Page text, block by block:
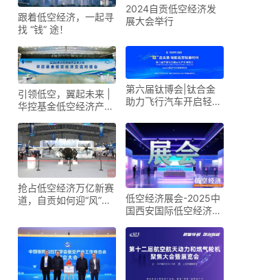
跟着低空经济，一起寻
找 “钱” 途！
2024自贡低空经济发
展大会举行
引领低空，翼起未来 |
华控基金低空经济产业
第六届钛博会|钛合金
助力飞行汽车开启轻量
抢占低空经济万亿新赛
道，自贡如何迎“风”而
低空经济展会-2025中
国西安国际低空经济展